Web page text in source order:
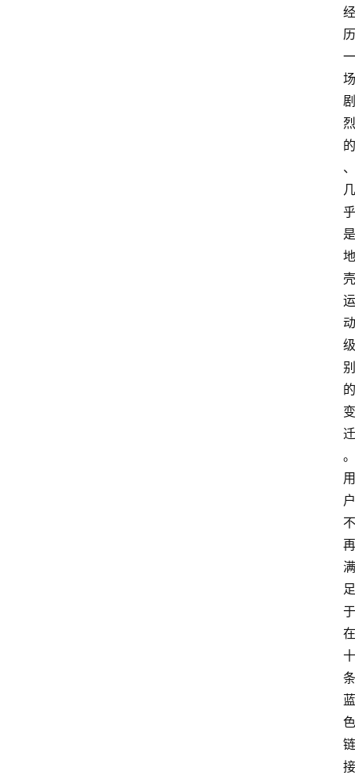
经
历
一
场
剧
烈
的
、
几
乎
是
地
壳
运
动
级
别
的
变
迁
。
用
户
不
再
满
足
于
在
十
条
蓝
色
链
接